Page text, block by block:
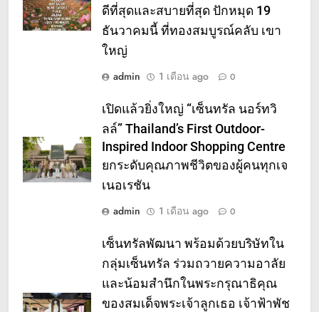
ดีที่สุดและสบายที่สุด ปักหมุด 19
ธันวาคมนี้ ที่ทองสมบูรณ์คลับ เขา
ใหญ่
admin
1 เดือน ago 0
เปิดแล้วยิ่งใหญ่ “เซ็นทรัล นอร์ทวิ
ลล์” Thailand’s First Outdoor-
Inspired Indoor Shopping Centre
ยกระดับคุณภาพชีวิตของผู้คนทุกเจ
เนอเรชัน
admin
1 เดือน ago 0
เซ็นทรัลพัฒนา พร้อมด้วยบริษัทใน
กลุ่มเซ็นทรัล ร่วมถวายความอาลัย
และน้อมสำนึกในพระกรุณาธิคุณ
ของสมเด็จพระเจ้าลูกเธอ เจ้าฟ้าพัช